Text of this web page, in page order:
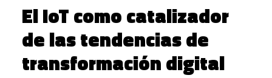
El IoT como catalizador
de las tendencias de
transformación digital